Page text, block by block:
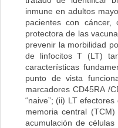
inmune en adultos
pacientes con
protectora de las
prevenir la morbilidad
de linfocitos T (LT)
características
punto de vista
marcadores CD45RA /
“naive”; (ii) LT
memoria central
acumulación de